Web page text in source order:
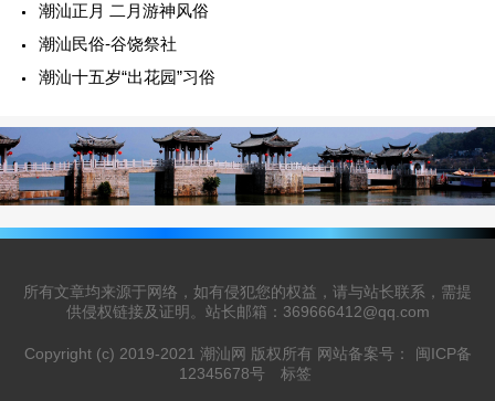
潮汕正月 二月游神风俗
潮汕民俗-谷饶祭社
潮汕十五岁“出花园”习俗
所有文章均来源于网络，如有侵犯您的权益，请与站长联系，需提
供侵权链接及证明。站长邮箱：369666412@qq.com
Copyright (c) 2019-2021 潮汕网 版权所有 网站备案号：
闽ICP备
12345678号
标签